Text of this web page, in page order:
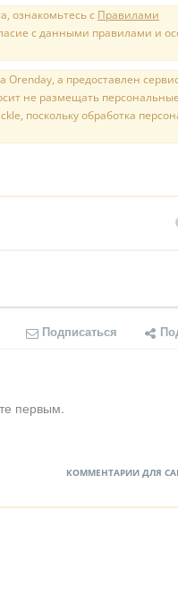
ознакомьтесь с Правилами
с данными правилами и
а предоставлен
не размещать
поскольку обработка
Подписаться
первым.
КОММЕНТАРИИ ДЛЯ